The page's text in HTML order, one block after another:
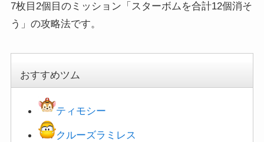
7枚目2個目のミッション「スターボムを合計12個消そ
う」の攻略法です。
おすすめツム
ティモシー
クルーズラミレス